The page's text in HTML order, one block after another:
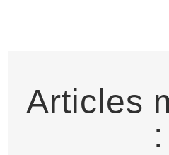
Articles
: